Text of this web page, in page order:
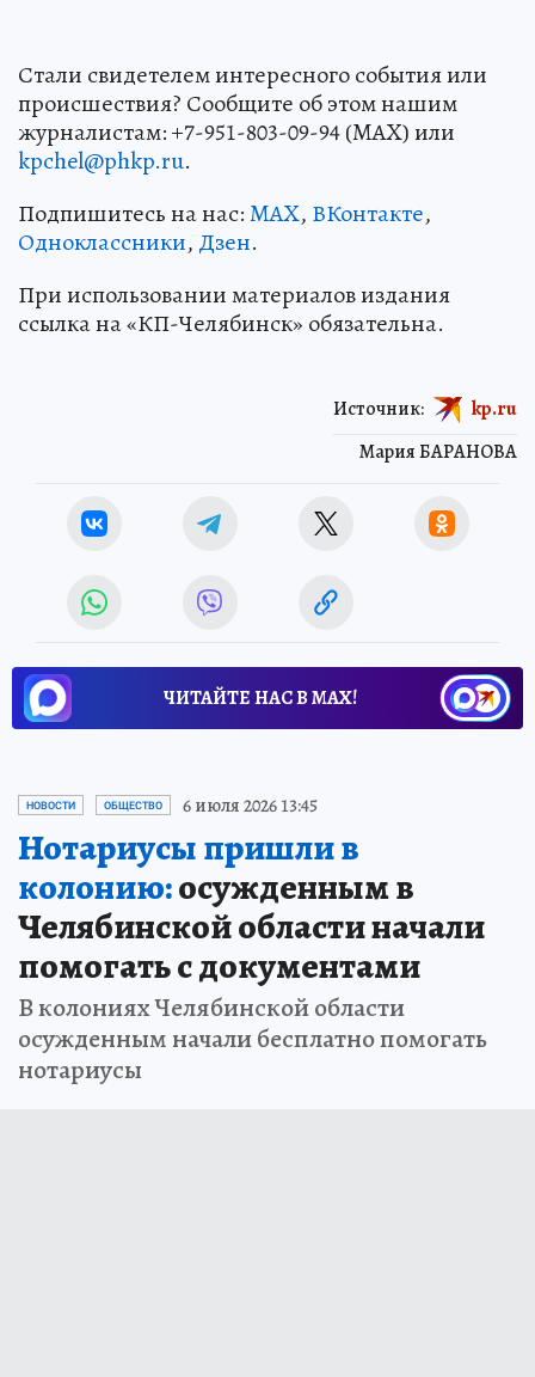
Стали свидетелем интересного события или
происшествия? Сообщите об этом нашим
журналистам: +7-951-803-09-94 (MAX) или
kpchel@phkp.ru.
Подпишитесь на нас:MAX, ВКонтакте,
Одноклассники, Дзен.
При использовании материалов издания
ссылка на «КП-Челябинск» обязательна.
Мария БАРАНОВА
Источник: kp.ru
ЧИТАЙТЕ НАС В МАХ!
НОВОСТИ ОБЩЕСТВО 6 июля 2026 13:45
Нотариусы пришли в
колонию:осужденным в
Челябинской области начали
помогать с документами
В колониях Челябинской области
осужденным начали бесплатно помогать
нотариусы